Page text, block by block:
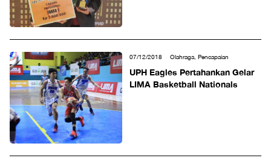
07/12/2018 Olahraga, Pencapaian
UPH Eagles Pertahankan Gelar
LIMA Basketball Nationals